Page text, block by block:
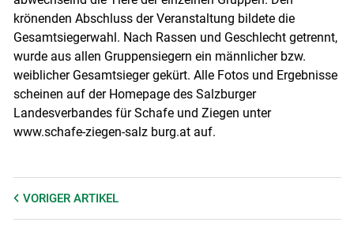
krönenden Abschluss der Veranstaltung bildete die
Gesamtsiegerwahl. Nach Rassen und Geschlecht getrennt,
wurde aus allen Gruppensiegern ein männlicher bzw.
weiblicher Gesamtsieger gekürt. Alle Fotos und Ergebnisse
scheinen auf der Homepage des Salzburger
Landesverbandes für Schafe und Ziegen unter
www.schafe-ziegen-salz burg.at auf.
VORIGER ARTIKEL